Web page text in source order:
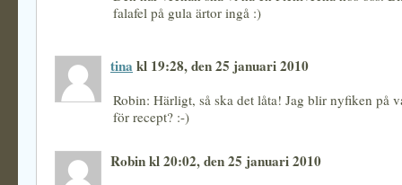
falafel på gula ärtor ingå :)
tina kl 19:28, den 25 januari 2010
Robin: Härligt, så ska det låta! Jag blir nyfiken på
för recept? :-)
Robin kl 20:02, den 25 januari 2010